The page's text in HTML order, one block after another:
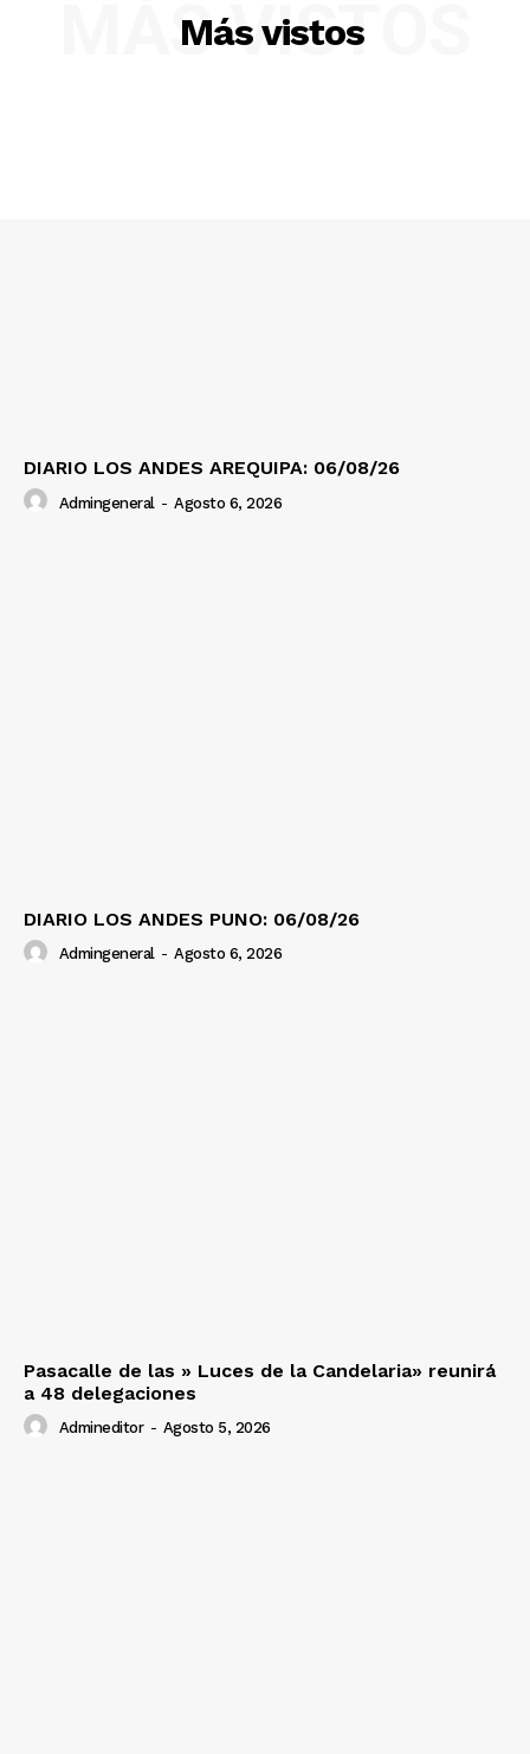
Más vistos
MÁS VISTOS
DIARIO LOS ANDES AREQUIPA: 06/08/26
Admingeneral - Agosto 6, 2026
DIARIO LOS ANDES PUNO: 06/08/26
Admingeneral - Agosto 6, 2026
Pasacalle de las » Luces de la Candelaria» reunirá
a 48 delegaciones
Admineditor - Agosto 5, 2026